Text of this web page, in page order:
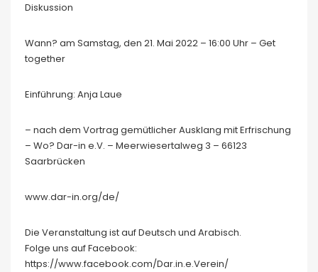
Diskussion
Wann? am Samstag, den 21. Mai 2022 – 16:00 Uhr – Get
together
Einführung: Anja Laue
– nach dem Vortrag gemütlicher Ausklang mit Erfrischung
– Wo? Dar-in e.V. – Meerwiesertalweg 3 – 66123
Saarbrücken
www.dar-in.org/de/
Die Veranstaltung ist auf Deutsch und Arabisch.
Folge uns auf Facebook:
https://www.facebook.com/Dar.in.e.Verein/